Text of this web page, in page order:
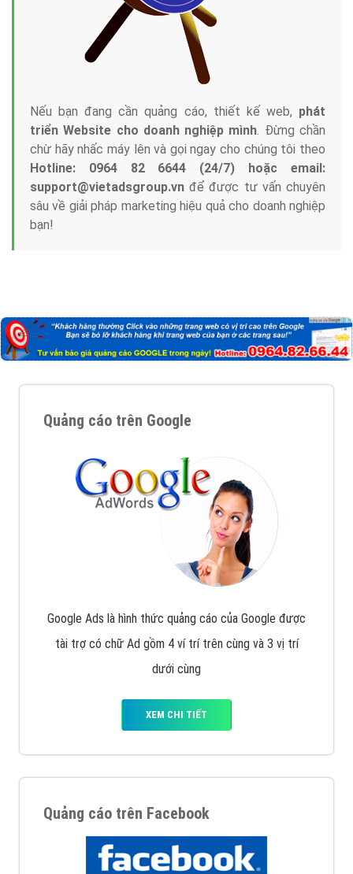
Nếu bạn đang cần quảng cáo, thiết kế web, phát
triển Website cho doanh nghiệp mình. Đừng chần
chừ hãy nhấc máy lên và gọi ngay cho chúng tôi theo
Hotline: 0964 82 6644 (24/7) hoặc email:
support@vietadsgroup.vn để được tư vấn chuyên
sâu về giải pháp marketing hiệu quả cho doanh nghiệp
bạn!
Quảng cáo trên Google
Google Ads là hình thức quảng cáo của Google được
tài trợ có chữ Ad gồm 4 ví trí trên cùng và 3 vị trí
dưới cùng
XEM CHI TIẾT
Quảng cáo trên Facebook